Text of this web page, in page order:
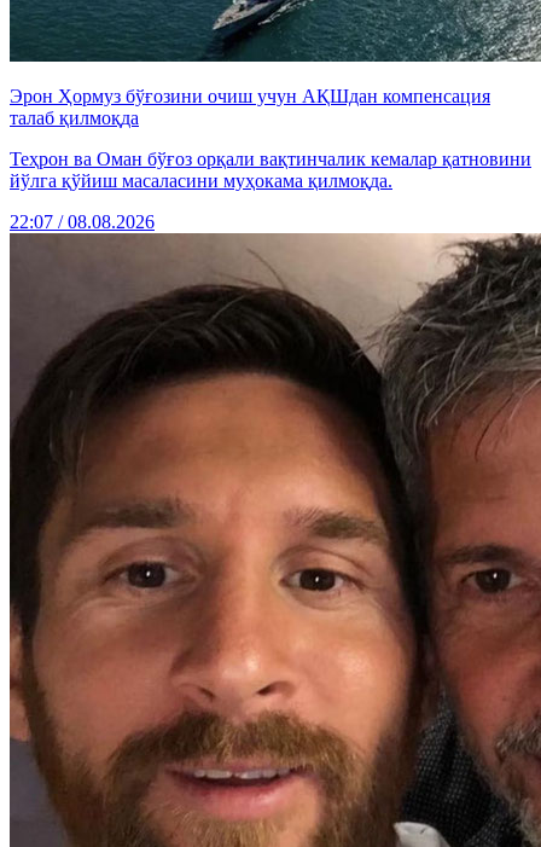
Эрон Ҳормуз бўғозини очиш учун АҚШдан компенсация
талаб қилмоқда
Теҳрон ва Оман бўғоз орқали вақтинчалик кемалар қатновини
йўлга қўйиш масаласини муҳокама қилмоқда.
22:07 / 08.08.2026